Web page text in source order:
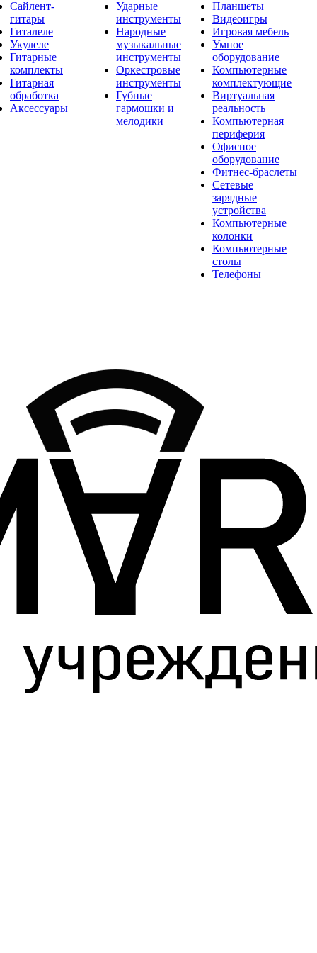
Сайлент-
гитары
Гиталеле
Укулеле
Гитарные
комплекты
Гитарная
обработка
Аксессуары
Ударные
инструменты
Народные
музыкальные
инструменты
Оркестровые
инструменты
Губные
гармошки и
мелодики
Планшеты
Видеоигры
Игровая мебель
Умное
оборудование
Компьютерные
комплектующие
Виртуальная
реальность
Компьютерная
периферия
Офисное
оборудование
Фитнес-браслеты
Сетевые
зарядные
устройства
Компьютерные
колонки
Компьютерные
столы
Телефоны